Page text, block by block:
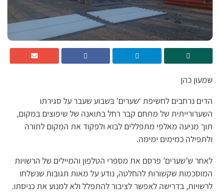
שמעון כהן
הדים נרחבים לחשיפת ‘שערים’ בשבוע שעבר על סגירתו
השערורייתית של מתחם קבר רחל בתואנה של שיפוצים במקום,
תוך מניעה מאלפי מתפללים לבוא ולפקוד את המקום לתורה
ולתפילה כמימים ימימה.
לאחר ש’שערים’ פרסם את מספרי הטלפון והמיילים של הרשויות
המוסכמות שקשורות להחלטה, נודע על מאות תגובות שנשלחו
לרשויות, בדרישה לאפשר לציבור להתפלל ולא למנוע את כניסתו.